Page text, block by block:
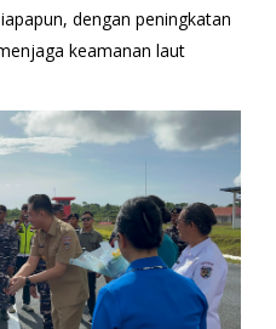
dengan peningkatan
keamanan laut